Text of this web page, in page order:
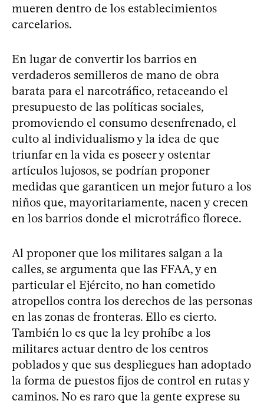
mueren dentro de los establecimientos
carcelarios.
En lugar de convertir los barrios en
verdaderos semilleros de mano de obra
barata para el narcotráfico, retaceando el
presupuesto de las políticas sociales,
promoviendo el consumo desenfrenado, el
culto al individualismo y la idea de que
triunfar en la vida es poseer y ostentar
artículos lujosos, se podrían proponer
medidas que garanticen un mejor futuro a los
niños que, mayoritariamente, nacen y crecen
en los barrios donde el microtráfico florece.
Al proponer que los militares salgan a la
calles, se argumenta que las FFAA, y en
particular el Ejército, no han cometido
atropellos contra los derechos de las personas
en las zonas de fronteras. Ello es cierto.
También lo es que la ley prohíbe a los
militares actuar dentro de los centros
poblados y que sus despliegues han adoptado
la forma de puestos fijos de control en rutas y
caminos. No es raro que la gente exprese su